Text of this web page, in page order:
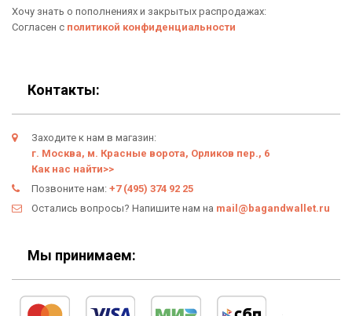
Отзывы о Bag & Wallet
Гарантия
Условия возврата
Оферта
Политика конфиденциальности
Новинки
Подарки
Хочу знать о пополнениях и закрытых распродажах:
Согласен с политикой конфиденциальности
Контакты:
Заходите к нам в магазин:
г. Москва, м. Красные ворота, Орликов пер., 6
Как нас найти>>
Позвоните нам: +7 (495) 374 92 25
Остались вопросы? Напишите нам на mail@bagandwallet.ru
Мы принимаем: